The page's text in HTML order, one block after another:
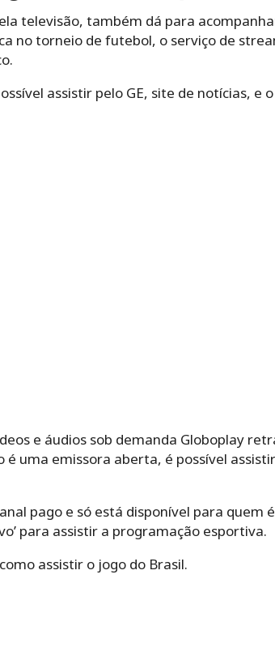
televisão, também dá para
no torneio de futebol, o serviço de
assistir pelo GE, site de notícias, e
e áudios sob demanda Globoplay
é uma emissora aberta, é possível
pago e só está disponível para quem
para assistir a programação esportiva.
assistir o jogo do Brasil.